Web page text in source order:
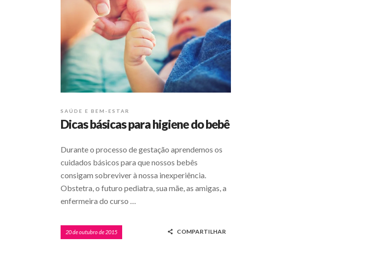
SAÚDE E BEM-ESTAR
Dicas básicas para higiene do bebê
Durante o processo de gestação aprendemos os
cuidados básicos para que nossos bebês
consigam sobreviver à nossa inexperiência.
Obstetra, o futuro pediatra, sua mãe, as amigas, a
enfermeira do curso …
20 de outubro de 2015 COMPARTILHAR